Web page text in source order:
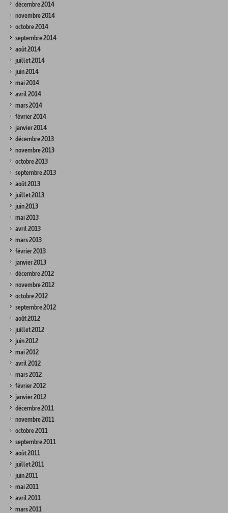
décembre 2014
novembre 2014
octobre 2014
septembre 2014
août 2014
juillet 2014
juin 2014
mai 2014
avril 2014
mars 2014
février 2014
janvier 2014
décembre 2013
novembre 2013
octobre 2013
septembre 2013
août 2013
juillet 2013
juin 2013
mai 2013
avril 2013
mars 2013
février 2013
janvier 2013
décembre 2012
novembre 2012
octobre 2012
septembre 2012
août 2012
juillet 2012
juin 2012
mai 2012
avril 2012
mars 2012
février 2012
janvier 2012
décembre 2011
novembre 2011
octobre 2011
septembre 2011
août 2011
juillet 2011
juin 2011
mai 2011
avril 2011
mars 2011